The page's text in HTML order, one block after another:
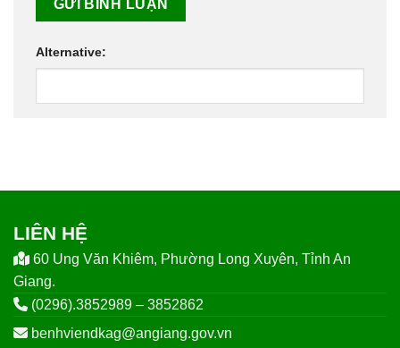
Alternative:
LIÊN HỆ
60 Ung Văn Khiêm, Phường Long Xuyên, Tỉnh An
Giang.
(0296).3852989 – 3852862
benhviendkag@angiang.gov.vn